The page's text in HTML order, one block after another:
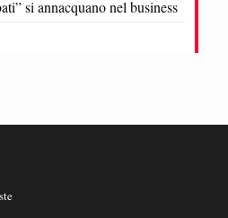
si annacquano nel business